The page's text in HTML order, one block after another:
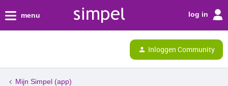
menu log in
Inloggen Community
Mijn Simpel (app)